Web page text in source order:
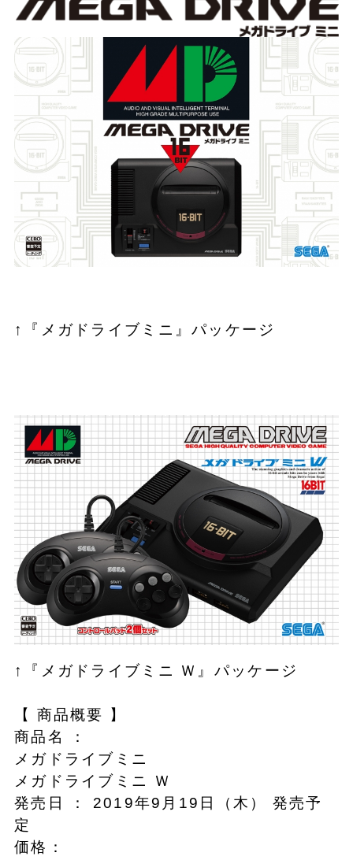
↑『メガドライブミニ』パッケージ
↑『メガドライブミニ Ｗ』パッケージ
【 商品概要 】
商品名 ：
メガドライブミニ
メガドライブミニ Ｗ
発売日 ： 2019年9月19日（木） 発売予
定
価格：